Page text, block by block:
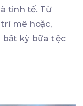
tinh tế. Từ
mê hoặc,
kỳ bữa tiệc